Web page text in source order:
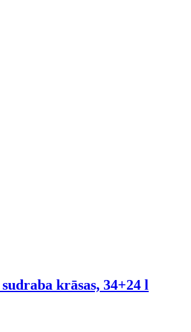
krāsas, 34+24 l